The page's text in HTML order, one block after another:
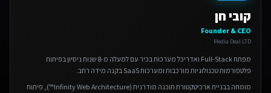
קובי חן
Founder & CEO
Media Deal LTD
מפתח Full-Stack ואדריכל מערכות בכיר עם למעלה מ-8 שנות ניסיון בפיתוח
פלטפורמות טכנולוגיות מורכבות ומערכות SaaS בקנה מידה רחב.
מומחה בבניית ארכיטקטורת תוכנה מודרנית (Infinity Web Architecture™), פיתוח